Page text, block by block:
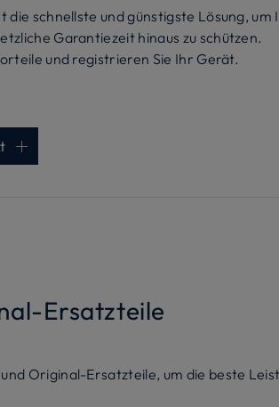
schnellste und günstigste Lösung, um
Garantiezeit hinaus zu schützen.
und registrieren Sie Ihr Gerät.
Ersatzteile
Original-Ersatzteile, um die beste